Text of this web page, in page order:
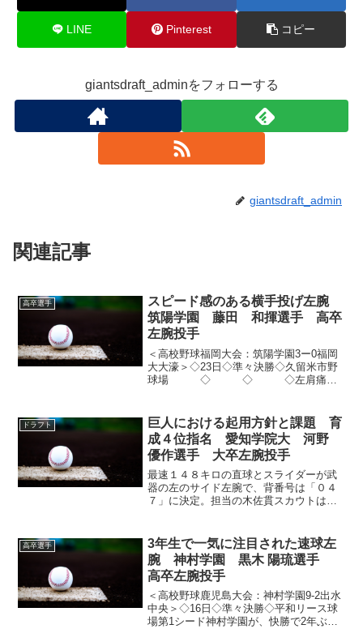
LINE Pinterest コピー
giantsdraft_adminをフォローする
giantsdraft_admin
関連記事
高卒選手
スピード感のある横手投げ左腕
筑陽学園 藤田 和揮選手 高卒
左腕投手
＜高校野球福岡大会：筑陽学園3ー0福岡
大大濠＞◇23日◇準々決勝◇久留米市野
球場 ◇ ◇ ◇左肩痛を
強入りに貢献した。今大会での2度のロン
グリリーフを経...
ドラフト
巨人における起用方針と課題 育
成４位指名 愛知学院大 河野
優作選手 大卒左腕投手
最速１４８キロの直球とスライダーが武
器の左のサイド左腕で、背番号は「０４
７」に決定。担当の木佐貫スカウトは
リーバーでの出番も多くて。リリーバー
の時が、投げっぷりもまたさ...
高卒選手
3年生で一気に注目された速球左
腕 神村学園 黒木 陽琉選手
高卒左腕投手
＜高校野球鹿児島大会：神村学園9-2出水
中央＞◇16日◇準々決勝◇平和リース球
場第1シード神村学園が、快勝で2年ぶり